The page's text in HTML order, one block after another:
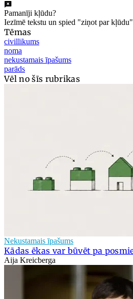
Pamanīji kļūdu?
Iezīmē tekstu un spied "ziņot par
Tēmas
civillikums
noma
nekustamais īpašums
parāds
Vēl no šīs rubrikas
Nekustamais īpašums
Kādas ēkas var būvēt pa
Aija Kreicberga